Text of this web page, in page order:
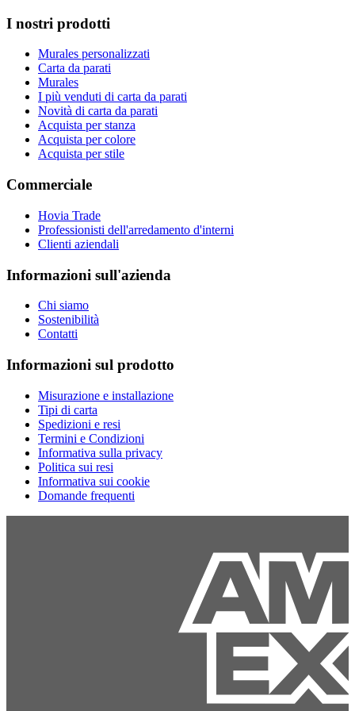
I nostri prodotti
Murales personalizzati
Carta da parati
Murales
I più venduti di carta da parati
Novità di carta da parati
Acquista per stanza
Acquista per colore
Acquista per stile
Commerciale
Hovia Trade
Professionisti dell'arredamento d'interni
Clienti aziendali
Informazioni sull'azienda
Chi siamo
Sostenibilità
Contatti
Informazioni sul prodotto
Misurazione e installazione
Tipi di carta
Spedizioni e resi
Termini e Condizioni
Informativa sulla privacy
Politica sui resi
Informativa sui cookie
Domande frequenti